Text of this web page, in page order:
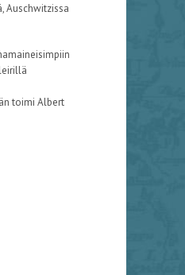
Auschwitzissa
toimi Albert